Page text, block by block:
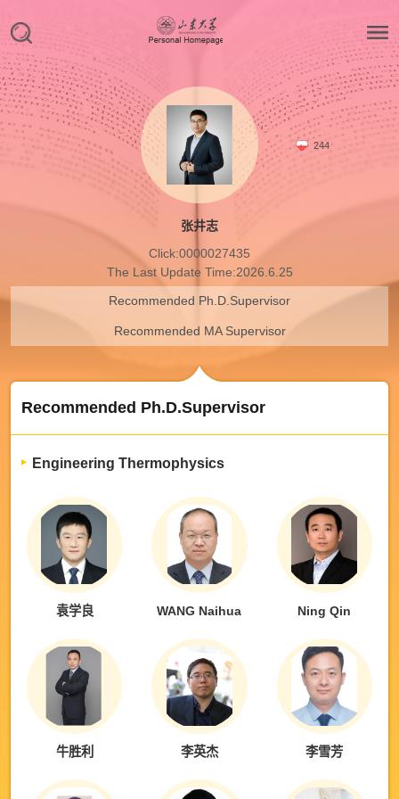
244
张井志
Click:0000027435
The Last Update Time:2026.6.25
Recommended Ph.D.Supervisor
Recommended MA Supervisor
Recommended Ph.D.Supervisor
Engineering Thermophysics
袁学良 WANG Naihua Ning Qin
牛胜利 李英杰 李雪芳